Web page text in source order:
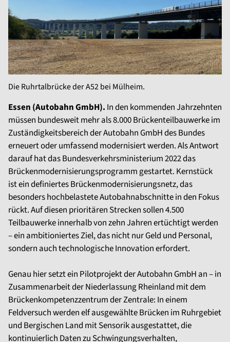
Die Ruhrtalbrücke der A52 bei Mülheim.
Essen (Autobahn GmbH). In den kommenden Jahrzehnten
müssen bundesweit mehr als 8.000 Brückenteilbauwerke im
Zuständigkeitsbereich der Autobahn GmbH des Bundes
erneuert oder umfassend modernisiert werden. Als Antwort
darauf hat das Bundesverkehrsministerium 2022 das
Brückenmodernisierungsprogramm gestartet. Kernstück
ist ein definiertes Brückenmodernisierungsnetz, das
besonders hochbelastete Autobahnabschnitte in den Fokus
rückt. Auf diesen prioritären Strecken sollen 4.500
Teilbauwerke innerhalb von zehn Jahren ertüchtigt werden
– ein ambitioniertes Ziel, das nicht nur Geld und Personal,
sondern auch technologische Innovation erfordert.
Genau hier setzt ein Pilotprojekt der Autobahn GmbH an – in
Zusammenarbeit der Niederlassung Rheinland mit dem
Brückenkompetenzzentrum der Zentrale: In einem
Feldversuch werden elf ausgewählte Brücken im Ruhrgebiet
und Bergischen Land mit Sensorik ausgestattet, die
kontinuierlich Daten zu Schwingungsverhalten,